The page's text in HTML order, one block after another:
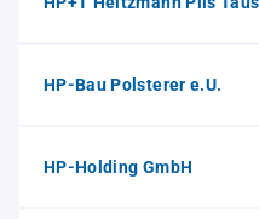
HP-Bau Polsterer e.U.
HP-Holding GmbH